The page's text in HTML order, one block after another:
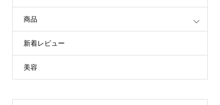
商品
新着レビュー
美容